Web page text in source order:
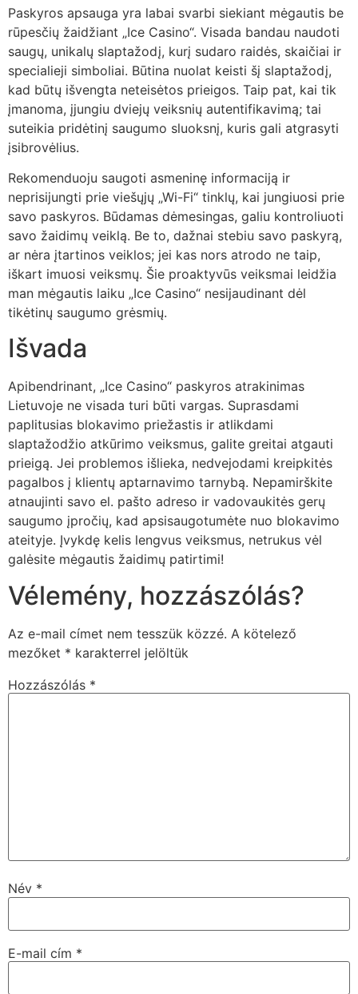
Paskyros apsauga yra labai svarbi siekiant mėgautis be
rūpesčių žaidžiant „Ice Casino“. Visada bandau naudoti
saugų, unikalų slaptažodį, kurį sudaro raidės, skaičiai ir
specialieji simboliai. Būtina nuolat keisti šį slaptažodį,
kad būtų išvengta neteisėtos prieigos. Taip pat, kai tik
įmanoma, įjungiu dviejų veiksnių autentifikavimą; tai
suteikia pridėtinį saugumo sluoksnį, kuris gali atgrasyti
įsibrovėlius.
Rekomenduoju saugoti asmeninę informaciją ir
neprisijungti prie viešųjų „Wi-Fi“ tinklų, kai jungiuosi prie
savo paskyros. Būdamas dėmesingas, galiu kontroliuoti
savo žaidimų veiklą. Be to, dažnai stebiu savo paskyrą,
ar nėra įtartinos veiklos; jei kas nors atrodo ne taip,
iškart imuosi veiksmų. Šie proaktyvūs veiksmai leidžia
man mėgautis laiku „Ice Casino“ nesijaudinant dėl
tikėtinų saugumo grėsmių.
Išvada
Apibendrinant, „Ice Casino“ paskyros atrakinimas
Lietuvoje ne visada turi būti vargas. Suprasdami
paplitusias blokavimo priežastis ir atlikdami
slaptažodžio atkūrimo veiksmus, galite greitai atgauti
prieigą. Jei problemos išlieka, nedvejodami kreipkitės
pagalbos į klientų aptarnavimo tarnybą. Nepamirškite
atnaujinti savo el. pašto adreso ir vadovaukitės gerų
saugumo įpročių, kad apsisaugotumėte nuo blokavimo
ateityje. Įvykdę kelis lengvus veiksmus, netrukus vėl
galėsite mėgautis žaidimų patirtimi!
Vélemény, hozzászólás?
Az e-mail címet nem tesszük közzé. A kötelező
mezőket * karakterrel jelöltük
Hozzászólás *
Név *
E-mail cím *